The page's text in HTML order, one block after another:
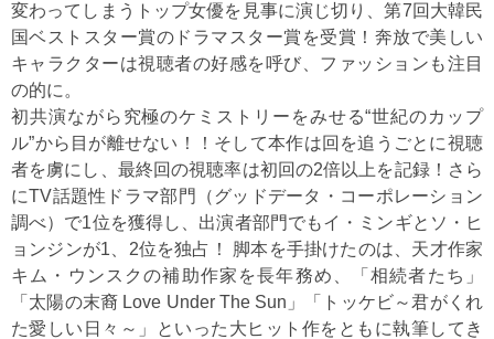
変わってしまうトップ女優を見事に演じ切り、第7回大韓民
国ベストスター賞のドラマスター賞を受賞！奔放で美しい
キャラクターは視聴者の好感を呼び、ファッションも注目
の的に。
初共演ながら究極のケミストリーをみせる“世紀のカップ
ル”から目が離せない！！そして本作は回を追うごとに視聴
者を虜にし、最終回の視聴率は初回の2倍以上を記録！さら
にTV話題性ドラマ部門（グッドデータ・コーポレーション
調べ）で1位を獲得し、出演者部門でもイ・ミンギとソ・ヒ
ョンジンが1、2位を独占！ 脚本を手掛けたのは、天才作家
キム・ウンスクの補助作家を長年務め、「相続者たち」
「太陽の末裔 Love Under The Sun」「トッケビ～君がくれ
た愛しい日々～」といった大ヒット作をともに執筆してき